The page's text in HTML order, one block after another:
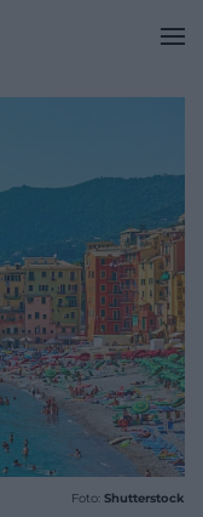
Foto: Shutterstock